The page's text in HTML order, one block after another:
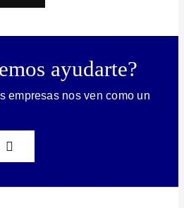
ayudarte?
empresas nos ven como un